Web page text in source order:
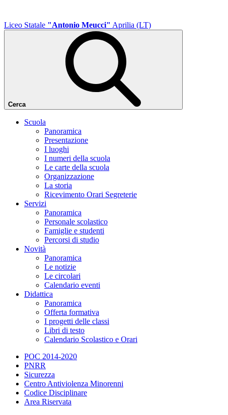
Liceo Statale "Antonio Meucci" Aprilia (LT)
Cerca
Scuola
Panoramica
Presentazione
I luoghi
I numeri della scuola
Le carte della scuola
Organizzazione
La storia
Ricevimento Orari Segreterie
Servizi
Panoramica
Personale scolastico
Famiglie e studenti
Percorsi di studio
Novità
Panoramica
Le notizie
Le circolari
Calendario eventi
Didattica
Panoramica
Offerta formativa
I progetti delle classi
Libri di testo
Calendario Scolastico e Orari
POC 2014-2020
PNRR
Sicurezza
Centro Antiviolenza Minorenni
Codice Disciplinare
Area Riservata